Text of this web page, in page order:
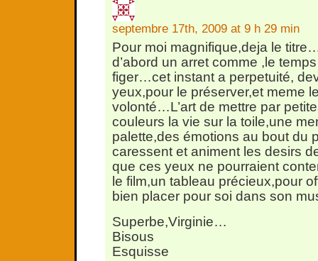
septembre 17th, 2009 at 9 h 29 min
Pour moi magnifique,deja le
d’abord un arret comme ,le
figer…cet instant a perpetuité,
yeux,pour le préserver,et meme
volonté…L’art de mettre par
couleurs la vie sur la toile,une
palette,des émotions au bout du
caressent et animent les desirs
que ces yeux ne pourraient
le film,un tableau précieux,pour
bien placer pour soi dans son
Superbe,Virginie…
Bisous
Esquisse